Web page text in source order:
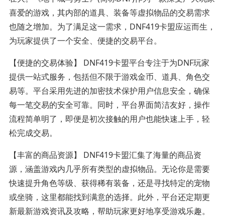
喜爱的游戏，其内部的道具、装备等虚拟物品的交易需求
也随之增加。为了满足这一需求，DNF419卡盟应运而生，
为玩家提供了一个安全、便捷的交易平台。
【便捷的交易体验】 DNF419卡盟平台专注于为DNF玩家
提供一站式服务，包括但不限于游戏金币、道具、角色交
易等。平台采用先进的加密技术保护用户信息安全，确保
每一笔交易的安全可靠。同时，平台界面简洁友好，操作
流程简单明了，即便是初次接触的用户也能快速上手，轻
松完成交易。
【丰富的商品资源】 DNF419卡盟汇集了海量的商品资
源，涵盖游戏内几乎所有类型的虚拟物品。无论你是需要
快速提升角色等级、获得稀有装备，还是寻找特定的宠物
或坐骑，这里都能找到满意的选择。此外，平台还定期更
新最新游戏资讯及攻略，帮助玩家更好地享受游戏乐趣。